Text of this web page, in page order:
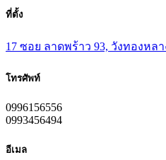
ที่ตั้ง
17 ซอย ลาดพร้าว 93, วังทองหล
โทรศัพท์
0996156556
0993456494
อีเมล